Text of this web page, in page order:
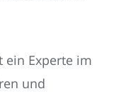
ein Experte im
und